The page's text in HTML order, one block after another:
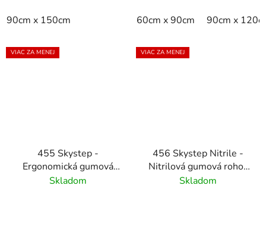
90cm x 150cm 60cm x 90cm 90cm x
VIAC ZA MENEJ
455 Skystep -
Ergonomická gumová
rohož s tvarovanými
Skladom
VIAC ZA MENEJ
456 Skystep Nitrile -
Nitrilová gumová rohož
s tvarovanými hranami
Skladom